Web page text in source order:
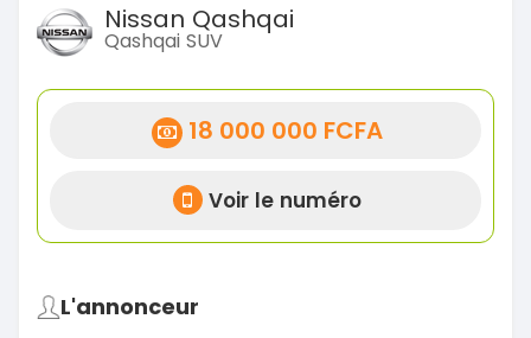
Nissan Qashqai
Qashqai SUV
18 000 000 FCFA
Voir le numéro
L'annonceur